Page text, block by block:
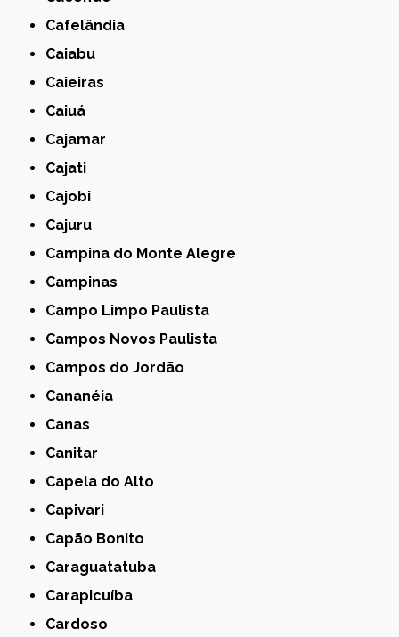
Cafelândia
Caiabu
Caieiras
Caiuá
Cajamar
Cajati
Cajobi
Cajuru
Campina do Monte Alegre
Campinas
Campo Limpo Paulista
Campos Novos Paulista
Campos do Jordão
Cananéia
Canas
Canitar
Capela do Alto
Capivari
Capão Bonito
Caraguatatuba
Carapicuíba
Cardoso